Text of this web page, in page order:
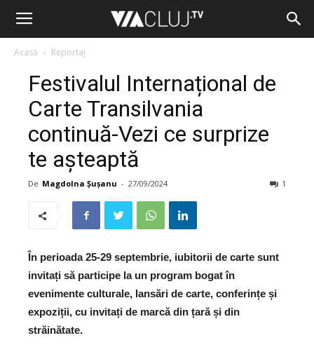
Acasă Reportaj
Festivalul Internațional de
Carte Transilvania
continuă-Vezi ce surprize
te așteaptă
De Magdolna Șușanu - 27/09/2024 1
În perioada 25-29 septembrie, iubitorii de carte sunt
invitați să participe la un program bogat în
evenimente culturale, lansări de carte, conferințe și
expoziții, cu invitați de marcă din țară și din
străinătate.